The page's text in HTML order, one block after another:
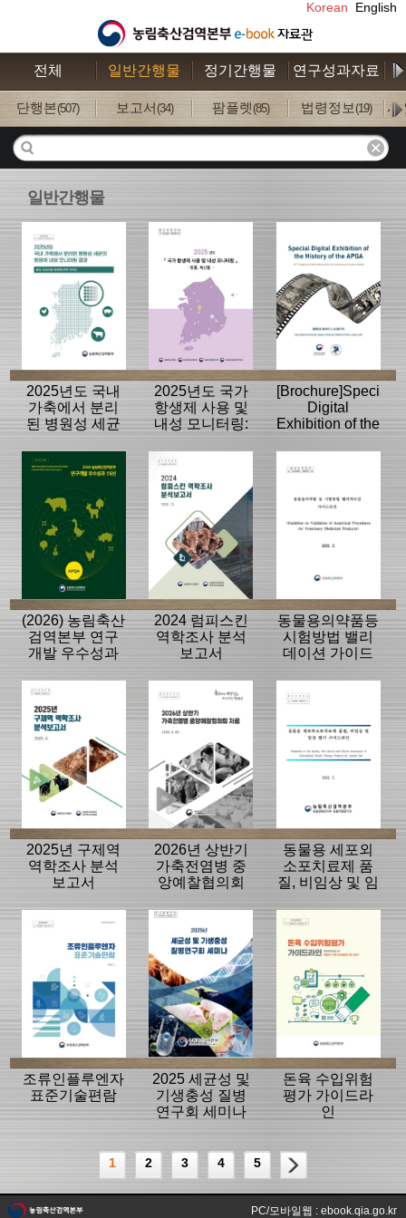
Korean English
전체 일반간행물 정기간행물 연구성과자료
단행본(507) 보고서 (34) 팜플렛 (85) 법령정보(19) 사
일반간행물
2025년도 국내
가축에서 분리
된 병원성 세균
모니터링 결과
2025년도 국가
항생제 사용 및
내성 모니터링:
[Brochure]Special
Digital
Exhibition of the
APQA
(2026) 농림축산
검역본부 연구
개발 우수성과
2024 럼피스킨
역학조사 분석
보고서
동물용의약품등
시험방법 밸리
데이션 가이드
2025년 구제역
역학조사 분석
보고서
2026년 상반기
가축전염병 중
앙예찰협의회
동물용 세포외
소포치료제 품
질, 비임상 및 임
라인
조류인플루엔자
표준기술편람
2025 세균성 및
기생충성 질병
연구회 세미나
돈육 수입위험
평가 가이드라
인
1 2 3 4 5
PC/모바일웹 : ebook.qia.go.kr